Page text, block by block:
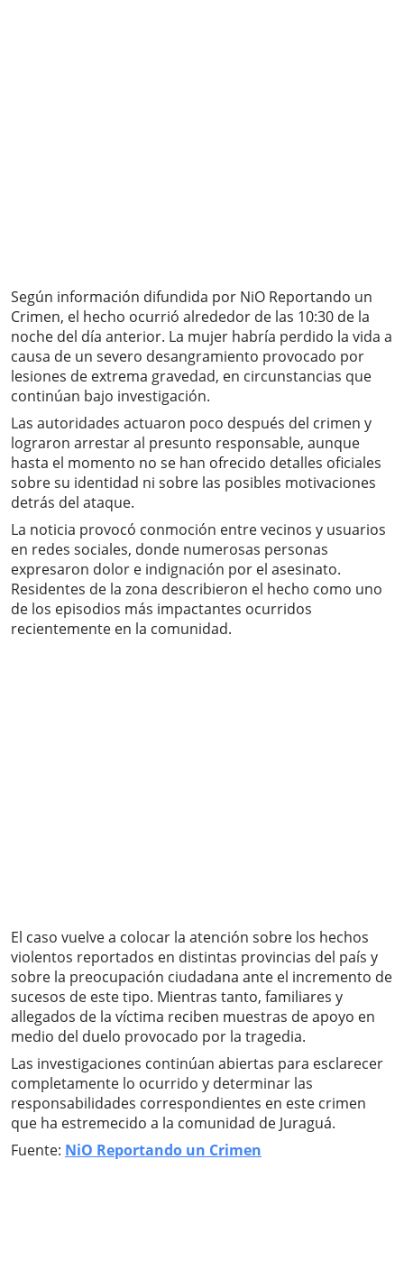
Según información difundida por NiO Reportando un
Crimen, el hecho ocurrió alrededor de las 10:30 de la
noche del día anterior. La mujer habría perdido la vida a
causa de un severo desangramiento provocado por
lesiones de extrema gravedad, en circunstancias que
continúan bajo investigación.
Las autoridades actuaron poco después del crimen y
lograron arrestar al presunto responsable, aunque
hasta el momento no se han ofrecido detalles oficiales
sobre su identidad ni sobre las posibles motivaciones
detrás del ataque.
La noticia provocó conmoción entre vecinos y usuarios
en redes sociales, donde numerosas personas
expresaron dolor e indignación por el asesinato.
Residentes de la zona describieron el hecho como uno
de los episodios más impactantes ocurridos
recientemente en la comunidad.
El caso vuelve a colocar la atención sobre los hechos
violentos reportados en distintas provincias del país y
sobre la preocupación ciudadana ante el incremento de
sucesos de este tipo. Mientras tanto, familiares y
allegados de la víctima reciben muestras de apoyo en
medio del duelo provocado por la tragedia.
Las investigaciones continúan abiertas para esclarecer
completamente lo ocurrido y determinar las
responsabilidades correspondientes en este crimen
que ha estremecido a la comunidad de Juraguá.
Fuente: NiO Reportando un Crimen